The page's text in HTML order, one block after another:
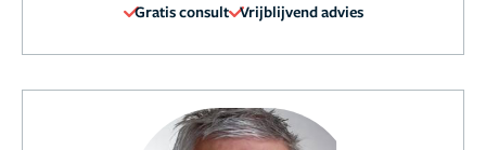
Gratis consult Vrijblijvend advies